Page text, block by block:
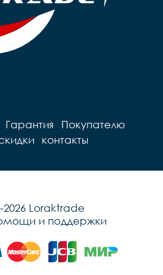
Гарантия
Покупателю
контакты
2026 Loraktrade
и поддержки